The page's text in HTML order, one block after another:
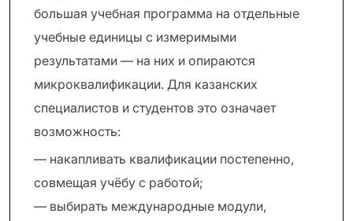
большая учебная программа на отдельные
учебные единицы с измеримыми
результатами — на них и опираются
микроквалификации. Для казанских
специалистов и студентов это означает
возможность:
— накапливать квалификации постепенно,
совмещая учёбу с работой;
— выбирать международные модули,